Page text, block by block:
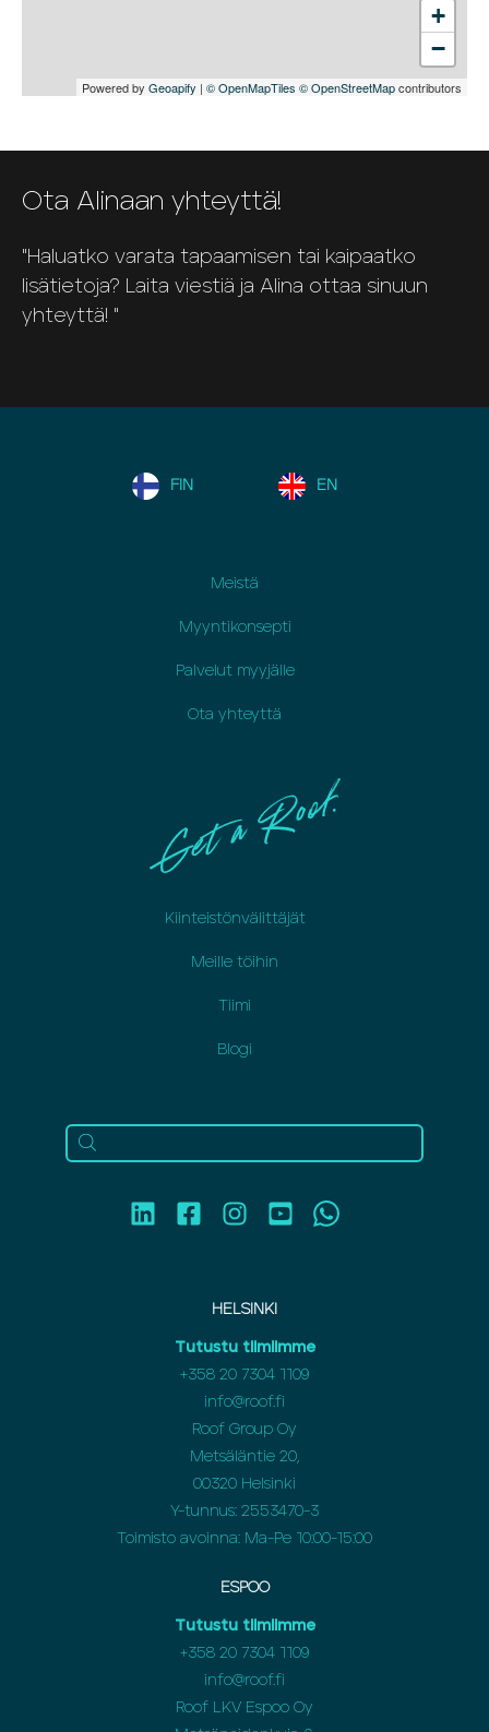
+
−
Powered by Geoapify | © OpenMapTiles © OpenStreetMapcontributors
Ota Alinaan yhteyttä!
"Haluatko varata tapaamisen tai kaipaatko
lisätietoja? Laita viestiä ja Alina ottaa sinuun
yhteyttä! "
FIN EN
Meistä
Myyntikonsepti
Palvelut myyjälle
Ota yhteyttä
Kiinteistönvälittäjät
Meille töihin
Tiimi
Blogi
HELSINKI
Tutustu tiimiimme
+358 20 7304 1109
info@roof.fi
Roof Group Oy
Metsäläntie 20,
00320 Helsinki
Y-tunnus: 2553470-3
Toimisto avoinna: Ma-Pe 10:00-15:00
ESPOO
Tutustu tiimiimme
+358 20 7304 1109
info@roof.fi
Roof LKV Espoo Oy